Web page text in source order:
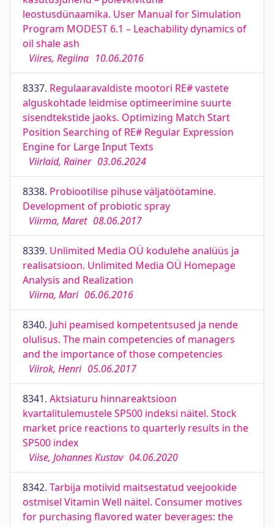
leostusdünaamika. User Manual for Simulation
Program MODEST 6.1 – Leachability dynamics of
oil shale ash
Viires, Regiina 10.06.2016
8337. Regulaaravaldiste mootori RE# vastete
alguskohtade leidmise optimeerimine suurte
sisendtekstide jaoks. Optimizing Match Start
Position Searching of RE# Regular Expression
Engine for Large Input Texts
Viirlaid, Rainer 03.06.2024
8338. Probiootilise pihuse väljatöötamine.
Development of probiotic spray
Viirma, Maret 08.06.2017
8339. Unlimited Media OÜ kodulehe analüüs ja
realisatsioon. Unlimited Media OÜ Homepage
Analysis and Realization
Viirna, Mari 06.06.2016
8340. Juhi peamised kompetentsused ja nende
olulisus. The main competencies of managers
and the importance of those competencies
Viirok, Henri 05.06.2017
8341. Aktsiaturu hinnareaktsioon
kvartalitulemustele SP500 indeksi näitel. Stock
market price reactions to quarterly results in the
SP500 index
Viise, Johannes Kustav 04.06.2020
8342. Tarbija motiivid maitsestatud veejookide
ostmisel Vitamin Well näitel. Consumer motives
for purchasing flavored water beverages: the